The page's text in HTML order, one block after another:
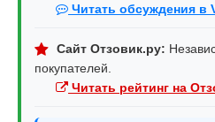
Читать обсуждения в
Сайт Отзовик.ру:
покупателей.
Читать рейтинг на